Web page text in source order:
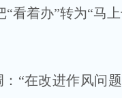
“看着办”转为“马
在改进作风问题